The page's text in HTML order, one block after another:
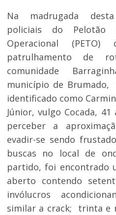
Na madrugada
policiais do Pelotão
Operacional
patrulhamento de
comunidade
município de
identificado como
Júnior, vulgo Cocada,
perceber a
evadir-se sendo
buscas no local de
partido, foi encontrado
aberto contendo
invólucros
similar a crack; trinta e